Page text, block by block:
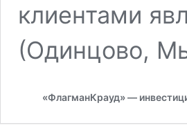
клиентами
(Одинцово,
«ФлагманКрауд» —